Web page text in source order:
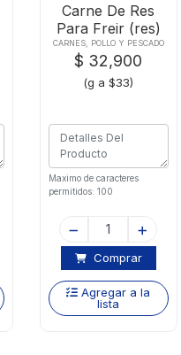
Carne De Res
Para Freir (res)
CARNES, POLLO Y PESCADO
$ 32,900
(g a $33)
Maximo de caracteres
permitidos: 100
Comprar
Agregar a la
lista